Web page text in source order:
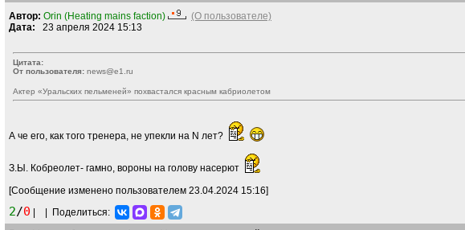
Автор: Orin (Heating mains faction)
(О пользователе)
Дата: 23 апреля 2024 15:13
Цитата:
От пользователя: news@e1.ru
Актер «Уральских пельменей» похвастался красным кабриолетом
А че его, как того тренера, не упекли на N лет?
З.Ы. Кобреолет- гамно, вороны на голову насерют
[Сообщение изменено пользователем 23.04.2024 15:16]
2/0
Поделиться: